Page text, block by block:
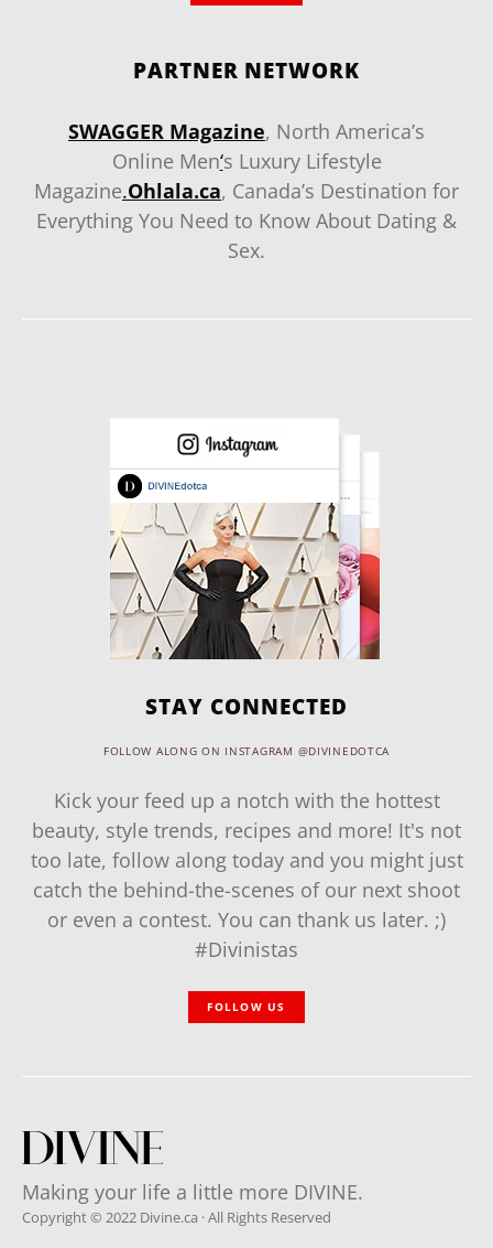
PARTNER NETWORK
SWAGGER Magazine, North America’s
Online Men‘s Luxury Lifestyle
Magazine.Ohlala.ca, Canada’s Destination for
Everything You Need to Know About Dating &
Sex.
STAY CONNECTED
FOLLOW ALONG ON INSTAGRAM @DIVINEDOTCA
Kick your feed up a notch with the hottest
beauty, style trends, recipes and more! It's not
too late, follow along today and you might just
catch the behind-the-scenes of our next shoot
or even a contest. You can thank us later. ;)
#Divinistas
FOLLOW US
Making your life a little more DIVINE.
Copyright © 2022 Divine.ca · All Rights Reserved